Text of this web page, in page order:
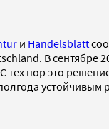
и Handelsblatt
В сентябре
тех пор это